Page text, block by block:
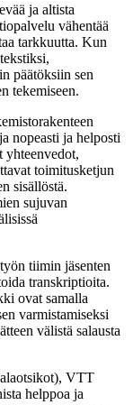
ja altista
vähentää
tarkkuutta. Kun
päätöksiin sen
tekemiseen.
nopeasti ja helposti
yhteenvedot,
toimitusketjun
sisällöstä.
sujuvan
tiimin jäsenten
transkriptioita.
ovat samalla
varmistamiseksi
välistä salausta
VTT
helppoa ja